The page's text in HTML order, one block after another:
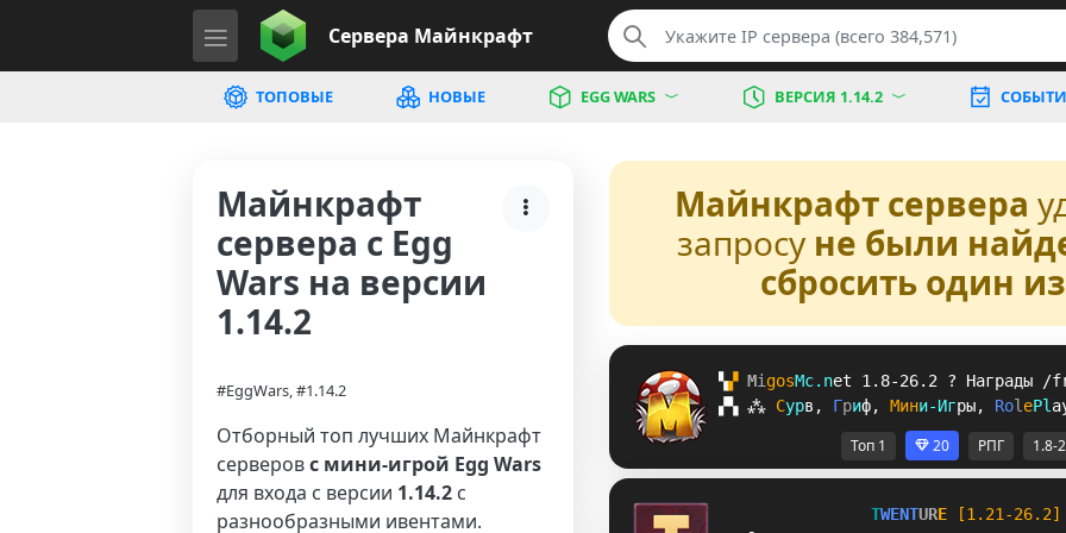
Сервера Майнкрафт
ТОПОВЫЕ НОВЫЕ EGG WARS ВЕРСИЯ 1.14.2
Майнкрафт
сервера с Egg
Wars на версии
1.14.2
#EggWars, #1.14.2
Отборный топ лучших Майнкрафт
серверовс мини-игрой Egg Wars
для входа с версии 1.14.2 с
разнообразными ивентами.
Майнкрафт сервера
запросу не были
сбросить один
▚▞ Mi gosMc. net 1.8-26.2 ? Награды /
▞▚ ⁂ Сурв , Гриф, Мини-Игры, Rol ePl a
Топ 1 20 РПГ 1.8-
TWENTURE
[1.21-26.2]